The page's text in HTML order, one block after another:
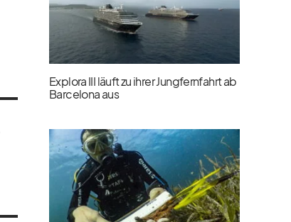
Explora III läuft zu ihrer Jungfernfahrt ab
Barcelona aus